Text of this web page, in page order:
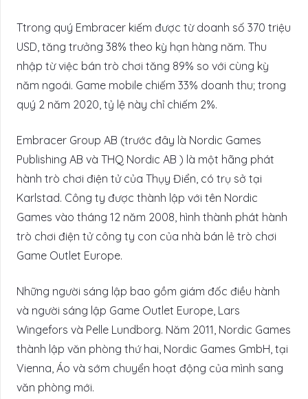
Ttrong quý Embracer kiếm được từ doanh số 370 triệu
USD, tăng trưởng 38% theo kỳ hạn hàng năm. Thu
nhập từ việc bán trò chơi tăng 89% so với cùng kỳ
năm ngoái. Game mobile chiếm 33% doanh thu; trong
quý 2 năm 2020, tỷ lệ này chỉ chiếm 2%.
Embracer Group AB (trước đây là Nordic Games
Publishing AB và THQ Nordic AB ) là một hãng phát
hành trò chơi điện tử của Thụy Điển, có trụ sở tại
Karlstad. Công ty được thành lập với tên Nordic
Games vào tháng 12 năm 2008, hình thành phát hành
trò chơi điện tử công ty con của nhà bán lẻ trò chơi
Game Outlet Europe.
Những người sáng lập bao gồm giám đốc điều hành
và người sáng lập Game Outlet Europe, Lars
Wingefors và Pelle Lundborg. Năm 2011, Nordic Games
thành lập văn phòng thứ hai, Nordic Games GmbH, tại
Vienna, Áo và sớm chuyển hoạt động của mình sang
văn phòng mới.